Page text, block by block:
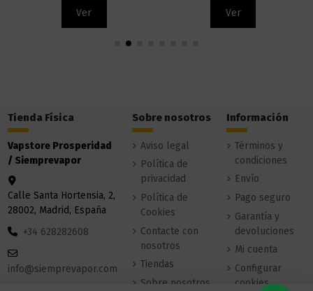
Ver Ver
Tienda Física
Vapstore Prosperidad
/ Siemprevapor
Calle Santa Hortensia, 2,
28002, Madrid, España
+34 628282608
info@siemprevapor.com
Sobre nosotros
Aviso legal
Política de
privacidad
Política de
Cookies
Contacte con
nosotros
Tiendas
Sobre nosotros
Información
Términos y
condiciones
Envío
Pago seguro
Garantía y
devoluciones
Mi cuenta
Configurar
cookies